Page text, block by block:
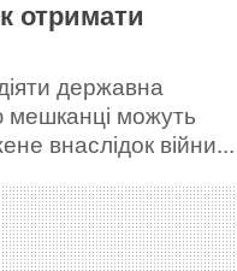
отримати
державна
мешканці можуть
внаслідок війни...